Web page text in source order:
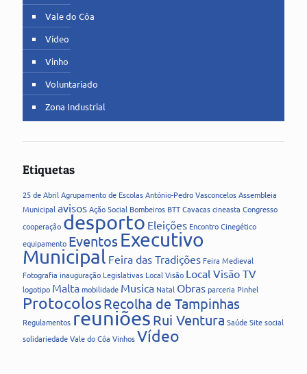
Vale do Côa
Vídeo
Vinho
Voluntariado
Zona Industrial
Etiquetas
25 de Abril Agrupamento de EscolasAntónio-Pedro VasconcelosAssembleia
Municipal avisosAção Social Bombeiros BTTCavacascineasta Congresso
cooperação desporto Eleições Encontro Cinegético
equipamento Eventos Executivo
Municipal Feira das Tradições Feira Medieval
Fotografia inauguração Legislativas Local Visão Local Visão TV
logotipo Maltamobilidade Musica Natal Obrasparceria Pinhel
ProtocolosRecolha de Tampinhas
Regulamentos reuniões Rui Ventura SaúdeSitesocial
solidariedadeVale do Côa VinhosVídeo